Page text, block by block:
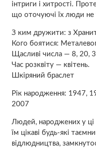
інтриги і хитрості.
що оточуючі їх люди не
З ким дружити: з
Кого боятися:
Щасливі числа — 8, 20,
Час розквіту — квітень.
Шкіряний браслет
Рік народження: 1947,
2007
Людей, народжених у ці
їм цікаві будь-які
відлюдництва,